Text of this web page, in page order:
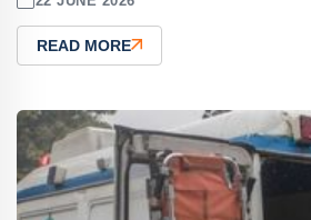
READ MORE